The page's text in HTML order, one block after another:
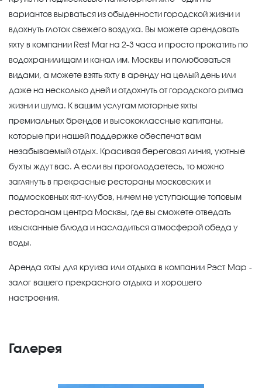
вариантов вырваться из обыденности городской жизни и
вдохнуть глоток свежего воздуха. Вы можете арендовать
яхту в компании Rest Mar на 2-3 часа и просто прокатить по
водохранилищам и канал им. Москвы и полюбоваться
видами, а можете взять яхту в аренду на целый день или
даже на несколько дней и отдохнуть от городского ритма
жизни и шума. К вашим услугам моторные яхты
премиальных брендов и высококлассные капитаны,
которые при нашей поддержке обеспечат вам
незабываемый отдых. Красивая береговая линия, уютные
бухты ждут вас. А если вы проголодаетесь, то можно
заглянуть в прекрасные рестораны московских и
подмосковных яхт-клубов, ничем не уступающие топовым
ресторанам центра Москвы, где вы сможете отведать
изысканные блюда и насладиться атмосферой обеда у
воды.
Аренда яхты для круиза или отдыха в компании Рэст Мар -
залог вашего прекрасного отдыха и хорошего
настроения.
Галерея